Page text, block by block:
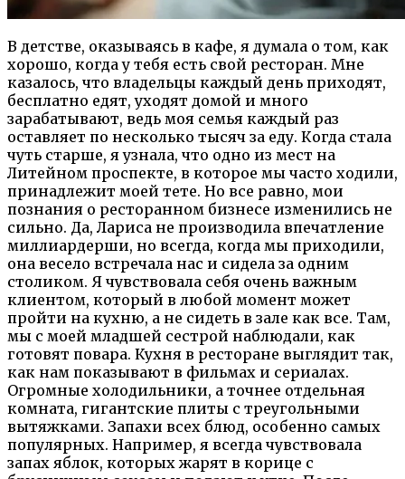
В детстве, оказываясь в кафе, я думала о том, как
хорошо, когда у тебя есть свой ресторан. Мне
казалось, что владельцы каждый день приходят,
бесплатно едят, уходят домой и много
зарабатывают, ведь моя семья каждый раз
оставляет по несколько тысяч за еду. Когда стала
чуть старше, я узнала, что одно из мест на
Литейном проспекте, в которое мы часто ходили,
принадлежит моей тете. Но все равно, мои
познания о ресторанном бизнесе изменились не
сильно. Да, Лариса не производила впечатление
миллиардерши, но всегда, когда мы приходили,
она весело встречала нас и сидела за одним
столиком. Я чувствовала себя очень важным
клиентом, который в любой момент может
пройти на кухню, а не сидеть в зале как все. Там,
мы с моей младшей сестрой наблюдали, как
готовят повара. Кухня в ресторане выглядит так,
как нам показывают в фильмах и сериалах.
Огромные холодильники, а точнее отдельная
комната, гигантские плиты с треугольными
вытяжками. Запахи всех блюд, особенно самых
популярных. Например, я всегда чувствовала
запах яблок, которых жарят в корице с